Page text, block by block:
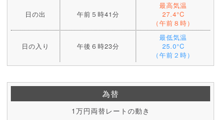
日の出 午前５時41分
最高気温
27.4°C
（午前８時）
日の入り 午後６時23分
最低気温
25.0°C
（午前２時）
為替
1万円両替レートの動き